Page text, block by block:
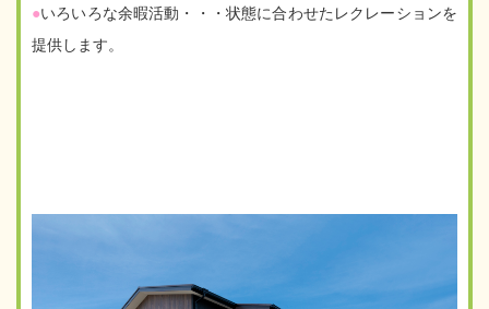
●いろいろな余暇活動・・・状態に合わせたレクレーションを
提供します。